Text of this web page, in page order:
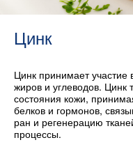
Цинк
Цинк принимает участие
жиров и углеводов. Цинк
состояния кожи,
белков и гормонов,
ран и регенерацию
процессы.